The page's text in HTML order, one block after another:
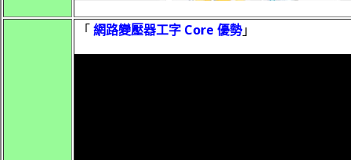
「網路變壓器工字 Core 優勢」